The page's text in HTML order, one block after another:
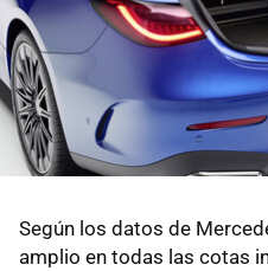
Según los datos de
amplio en todas las cotas